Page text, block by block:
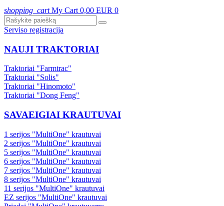
shopping_cart My Cart 0,00 EUR 0
Serviso registracija
NAUJI TRAKTORIAI
Traktoriai "Farmtrac"
Traktoriai "Solis"
Traktoriai "Hinomoto"
Traktoriai "Dong Feng"
SAVAEIGIAI KRAUTUVAI
1 serijos "MultiOne" krautuvai
2 serijos "MultiOne" krautuvai
5 serijos "MultiOne" krautuvai
6 serijos "MultiOne" krautuvai
7 serijos "MultiOne" krautuvai
8 serijos "MultiOne" krautuvai
11 serijos "MultiOne" krautuvai
EZ serijos "MultiOne" krautuvai